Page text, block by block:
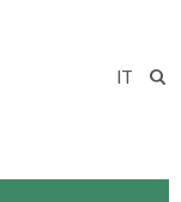
IT